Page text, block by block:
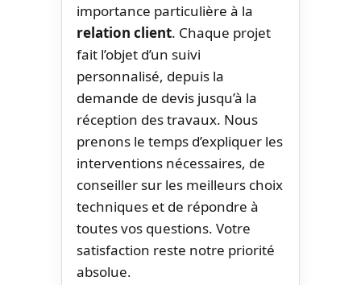
importance particulière à la
relation client. Chaque projet
fait l’objet d’un suivi
personnalisé, depuis la
demande de devis jusqu’à la
réception des travaux. Nous
prenons le temps d’expliquer les
interventions nécessaires, de
conseiller sur les meilleurs choix
techniques et de répondre à
toutes vos questions. Votre
satisfaction reste notre priorité
absolue.